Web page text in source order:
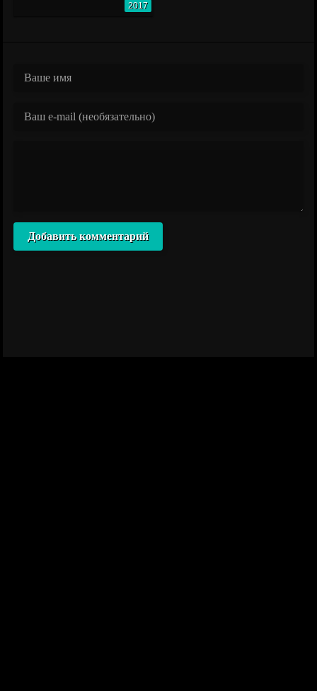
2017
Добавить комментарий